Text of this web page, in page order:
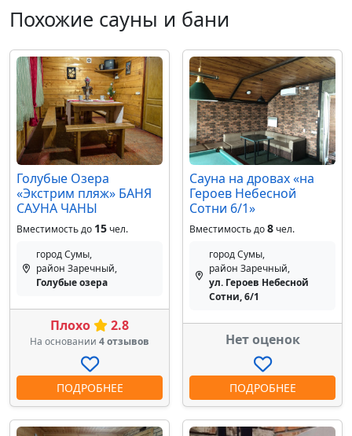
Похожие сауны и бани
Голубые Озера
«Экстрим пляж» БАНЯ
САУНА ЧАНЫ
Вместимость до 15чел.
город Сумы,
район Заречный,
Голубые озера
Плохо 2.8
На основании 4 отзывов
ПОДРОБНЕЕ
Сауна на дровах «на
Героев Небесной
Сотни 6/1»
Вместимость до8чел.
город Сумы,
район Заречный,
ул. Героев Небесной
Сотни, 6/1
Нет оценок
ПОДРОБНЕЕ